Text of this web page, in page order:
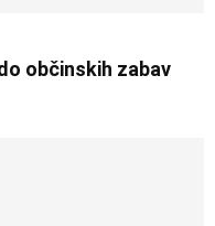
občinskih zabav